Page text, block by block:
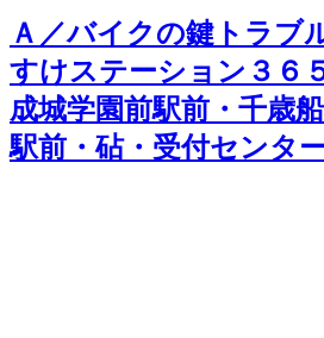
Ａ／バイクの鍵トラブ
すけステーション３６
成城学園前駅前・千歳
駅前・砧・受付センタ